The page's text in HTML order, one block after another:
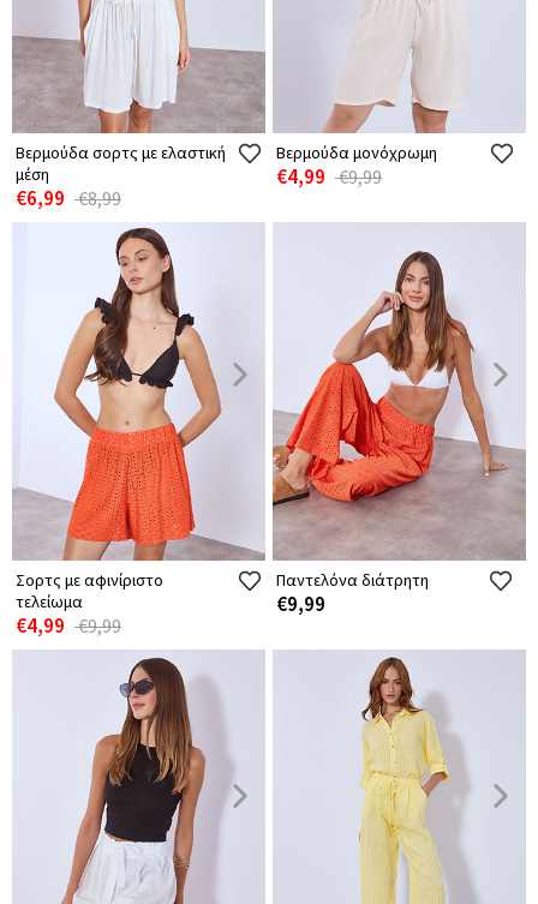
Βερμούδα σορτς με ελαστική
μέση
€6,99 €8,99
Βερμούδα μονόχρωμη
€4,99 €9,99
Σορτς με αφινίριστο
τελείωμα
€4,99 €9,99
Παντελόνα διάτρητη
€9,99